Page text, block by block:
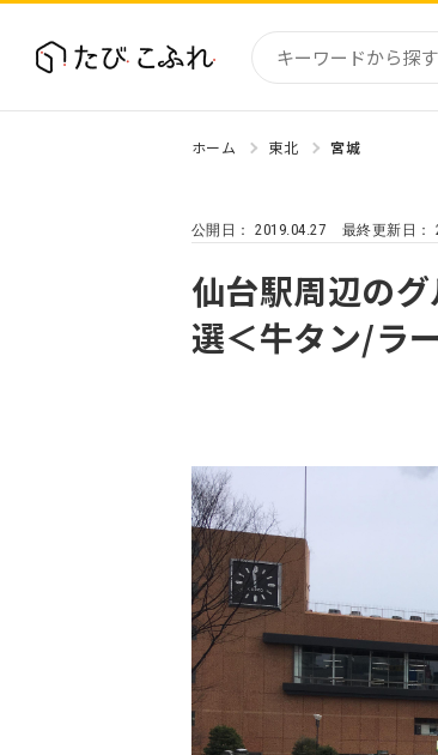
ホーム 東北 宮城
公開日：2019.04.27 最終更新日：
仙台駅周辺の
選＜牛タン/ラ